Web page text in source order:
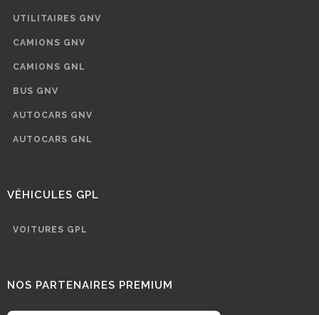
UTILITAIRES GNV
CAMIONS GNV
CAMIONS GNL
BUS GNV
AUTOCARS GNV
AUTOCARS GNL
VÉHICULES GPL
VOITURES GPL
NOS PARTENAIRES PREMIUM